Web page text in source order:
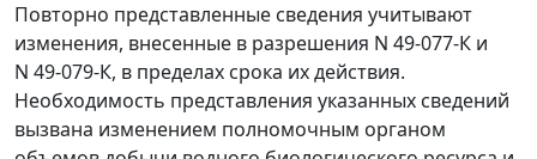
Повторно представленные сведения учитывают
изменения, внесенные в разрешения N 49-077-К и
N 49-079-К, в пределах срока их действия.
Необходимость представления указанных сведений
вызвана изменением полномочным органом